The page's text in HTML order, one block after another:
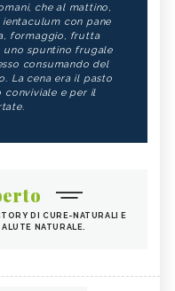
che al mattino,
con pane
formaggio, frutta
uno spuntino frugale
consumando del
La cena era il pasto
conviviale e per il
DI CURE-NATURALI E
NATURALE.